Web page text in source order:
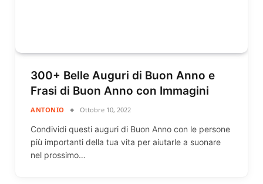
300+ Belle Auguri di Buon Anno e
Frasi di Buon Anno con Immagini
ANTONIO Ottobre 10, 2022
Condividi questi auguri di Buon Anno con le persone
più importanti della tua vita per aiutarle a suonare
nel prossimo…